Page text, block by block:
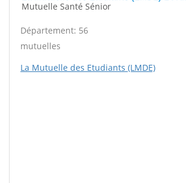
Mutuelle Santé Sénior
Département: 56
mutuelles
La Mutuelle des Etudiants (LMDE)